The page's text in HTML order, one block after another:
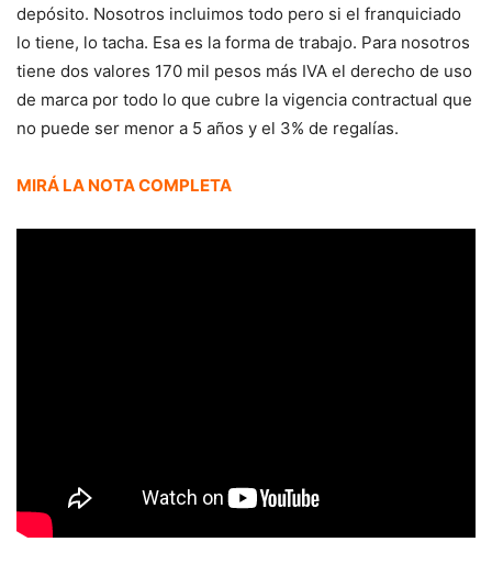
depósito. Nosotros incluimos todo pero si el franquiciado
lo tiene, lo tacha. Esa es la forma de trabajo. Para nosotros
tiene dos valores 170 mil pesos más IVA el derecho de uso
de marca por todo lo que cubre la vigencia contractual que
no puede ser menor a 5 años y el 3% de regalías.
MIRÁ LA NOTA COMPLETA